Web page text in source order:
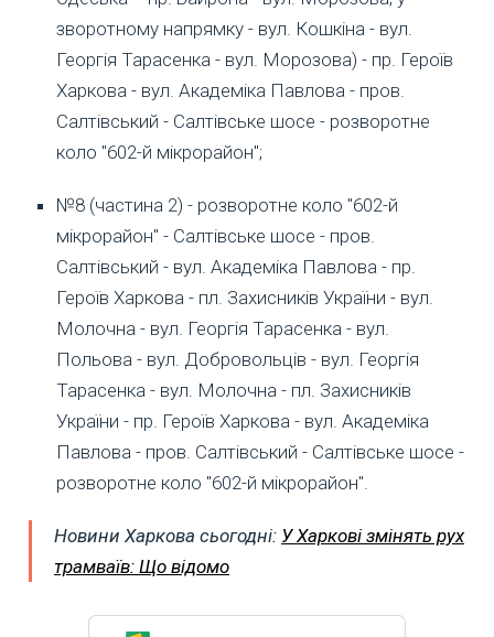
зворотному напрямку - вул. Кошкіна - вул.
Георгія Тарасенка - вул. Морозова) - пр. Героїв
Харкова - вул. Академіка Павлова - пров.
Салтівський - Салтівське шосе - розворотне
коло "602-й мікрорайон";
№8 (частина 2) - розворотне коло "602-й
мікрорайон" - Салтівське шосе - пров.
Салтівський - вул. Академіка Павлова - пр.
Героїв Харкова - пл. Захисників України - вул.
Молочна - вул. Георгія Тарасенка - вул.
Польова - вул. Добровольців - вул. Георгія
Тарасенка - вул. Молочна - пл. Захисників
України - пр. Героїв Харкова - вул. Академіка
Павлова - пров. Салтівський - Салтівське шосе -
розворотне коло "602-й мікрорайон".
Новини Харкова сьогодні: У Харкові змінять рух
трамваїв: Що відомо